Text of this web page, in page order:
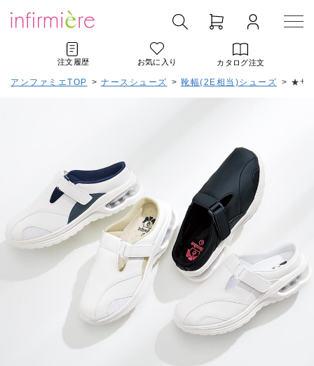
注文履歴 お気に入り カタログ注文
アンファミエTOP > ナースシューズ > 靴幅(2E相当)シューズ > ★サ